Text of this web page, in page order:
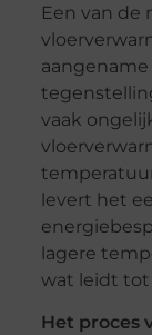
Een van de
vaak
levert het
lagere
wat leidt tot
Het proces